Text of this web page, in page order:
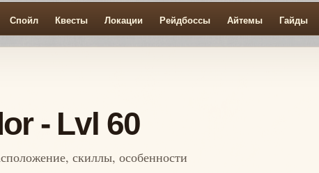
Спойл Квесты Локации Рейдбоссы Айтемы Гайды
- Lvl 60
скиллы, особенности